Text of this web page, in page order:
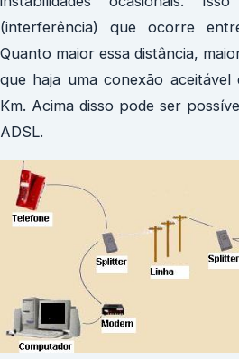
(interferência) que ocorre
Quanto maior essa distância,
que haja uma conexão
Km. Acima disso pode ser
ADSL.